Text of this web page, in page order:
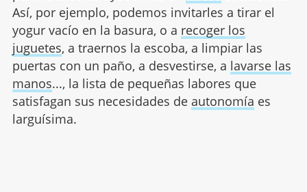
Así, por ejemplo, podemos invitarles a tirar el
yogur vacío en la basura, o a recoger los
juguetes, a traernos la escoba, a limpiar las
puertas con un paño, a desvestirse, a lavarse las
manos..., la lista de pequeñas labores que
satisfagan sus necesidades de autonomía es
larguísima.